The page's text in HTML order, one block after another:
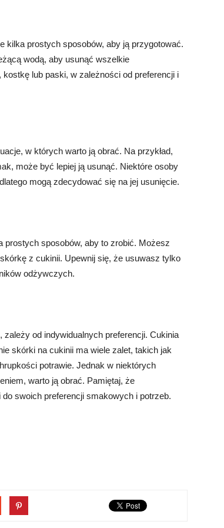
kilka prostych sposobów, aby ją przygotować.
wodą, aby usunąć wszelkie
lub paski, w zależności od preferencji i
w których warto ją obrać. Na przykład,
może być lepiej ją usunąć. Niektóre osoby
mogą zdecydować się na jej usunięcie.
sposobów, aby to zrobić. Możesz
z cukinii. Upewnij się, że usuwasz tylko
odżywczych.
od indywidualnych preferencji. Cukinia
skórki na cukinii ma wiele zalet, takich jak
potrawie. Jednak w niektórych
warto ją obrać. Pamiętaj, że
swoich preferencji smakowych i potrzeb.